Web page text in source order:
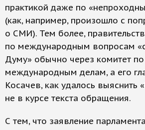
практикой даже по
(как, например, произошло с
о СМИ). Тем более,
по международным вопросам
Думу» обычно через комитет по
международным делам, а его
Косачев, как удалось выяснить
не в курсе текста обращения.
С тем, что заявление